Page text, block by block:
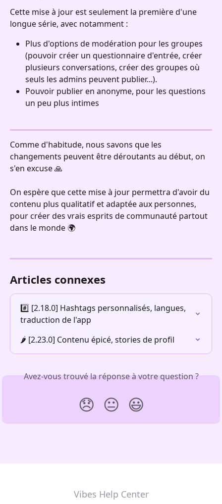
Cette mise à jour est seulement la première d'une
longue série, avec notamment :
Plus d'options de modération pour les groupes
(pouvoir créer un questionnaire d'entrée, créer
plusieurs conversations, créer des groupes où
seuls les admins peuvent publier...).
Pouvoir publier en anonyme, pour les questions
un peu plus intimes
Comme d'habitude, nous savons que les
changements peuvent être déroutants au début, on
s'en excuse 🙏
On espère que cette mise à jour permettra d'avoir du
contenu plus qualitatif et adaptée aux personnes,
pour créer des vrais esprits de communauté partout
dans le monde 🌍
Articles connexes
#️⃣ [2.18.0] Hashtags personnalisés, langues,
traduction de l'app
🌶️ [2.23.0] Contenu épicé, stories de profil
Avez-vous trouvé la réponse à votre question ?
😞 😐 😃
Vibes Help Center